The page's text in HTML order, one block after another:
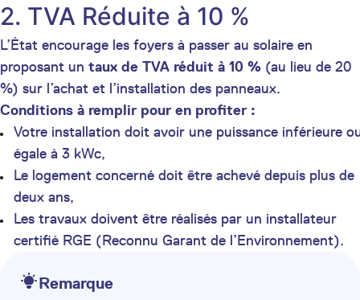
2. TVA Réduite à 10 %
L’État encourage les foyers à passer au solaire en
proposant un taux de TVA réduit à 10 % (au lieu de 20
%) sur l’achat et l’installation des panneaux.
Conditions à remplir pour en profiter :
Votre installation doit avoir une puissance inférieure
égale à 3 kWc,
Le logement concerné doit être achevé depuis plus de
deux ans,
Les travaux doivent être réalisés par un installateur
certifié RGE (Reconnu Garant de l’Environnement).
Remarque